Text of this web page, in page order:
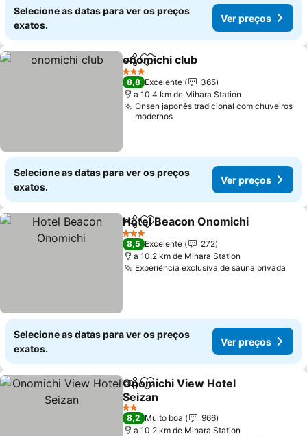
Selecione as datas para ver os preços
exatos.
Ver preços
PartilharAdicionar aos favoritos
onomichi club
3 Estrelas
8,8 Excelente
365
a 10.4 km de Mihara Station
Onsen japonês tradicional com chuveiros
modernos
Selecione as datas para ver os preços
exatos.
Ver preços
PartilharAdicionar aos favoritos
Hotel Beacon Onomichi
3 Estrelas
8,5 Excelente
272
a 10.2 km de Mihara Station
Experiência exclusiva de sauna privada
Selecione as datas para ver os preços
exatos.
Ver preços
PartilharAdicionar aos favoritos
Onomichi View Hotel
Seizan
Ver preços
2 Estrelas
8,2 Muito boa
966
a 10.2 km de Mihara Station